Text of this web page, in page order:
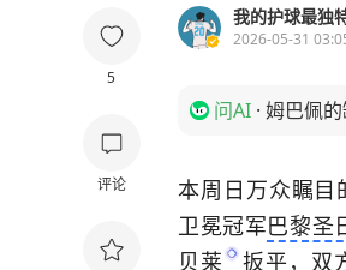
5
评论
我的护球最独
2026-05-31
问AI · 姆巴佩
本周日万众瞩目
卫冕冠军巴黎圣
贝莱
扳平，双